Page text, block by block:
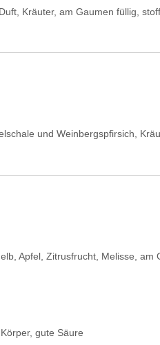
Kräuter, am Gaumen füllig,
und Weinbergspfirsich,
Apfel, Zitrusfrucht, Melisse,
gute Säure